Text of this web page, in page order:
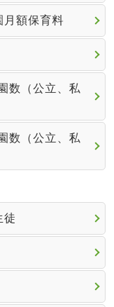
月額保育料
数（公立、私
数（公立、私
徒